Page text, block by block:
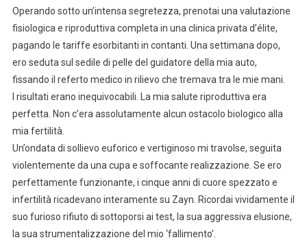
Operando sotto un’intensa segretezza, prenotai una valutazione
fisiologica e riproduttiva completa in una clinica privata d’élite,
pagando le tariffe esorbitanti in contanti. Una settimana dopo,
ero seduta sul sedile di pelle del guidatore della mia auto,
fissando il referto medico in rilievo che tremava tra le mie mani.
I risultati erano inequivocabili. La mia salute riproduttiva era
perfetta. Non c’era assolutamente alcun ostacolo biologico alla
mia fertilità.
Un’ondata di sollievo euforico e vertiginoso mi travolse, seguita
violentemente da una cupa e soffocante realizzazione. Se ero
perfettamente funzionante, i cinque anni di cuore spezzato e
infertilità ricadevano interamente su Zayn. Ricordai vividamente il
suo furioso rifiuto di sottoporsi ai test, la sua aggressiva elusione,
la sua strumentalizzazione del mio ‘fallimento’.